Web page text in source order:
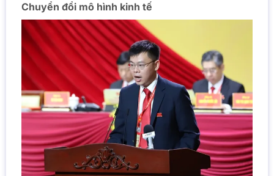
Chuyển đổi mô hình kinh tế